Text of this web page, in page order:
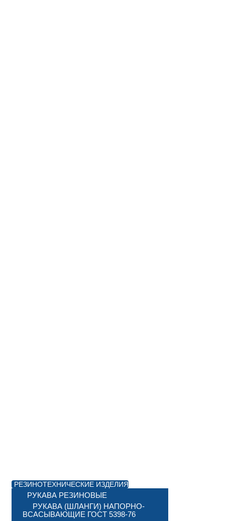
РЕЗИНОТЕХНИЧЕСКИЕ ИЗДЕЛИЯ
РУКАВА РЕЗИНОВЫЕ
РУКАВА (ШЛАНГИ) НАПОРНО-
ВСАСЫВАЮЩИЕ ГОСТ 5398-76